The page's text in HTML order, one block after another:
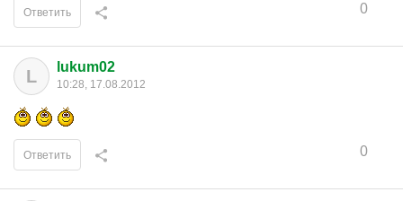
0
Ответить
L lukum02
10:28, 17.08.2012
0
Ответить